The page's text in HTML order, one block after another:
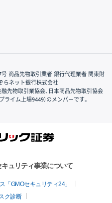
号 商品先物取引業者 銀行代理業者 関東財
らネット銀行株式会社
先物取引業協会、日本商品先物取引協会
イム上場9449）のメンバーです。
ュリティ事業について
「GMOセキュリティ24」
ク診断